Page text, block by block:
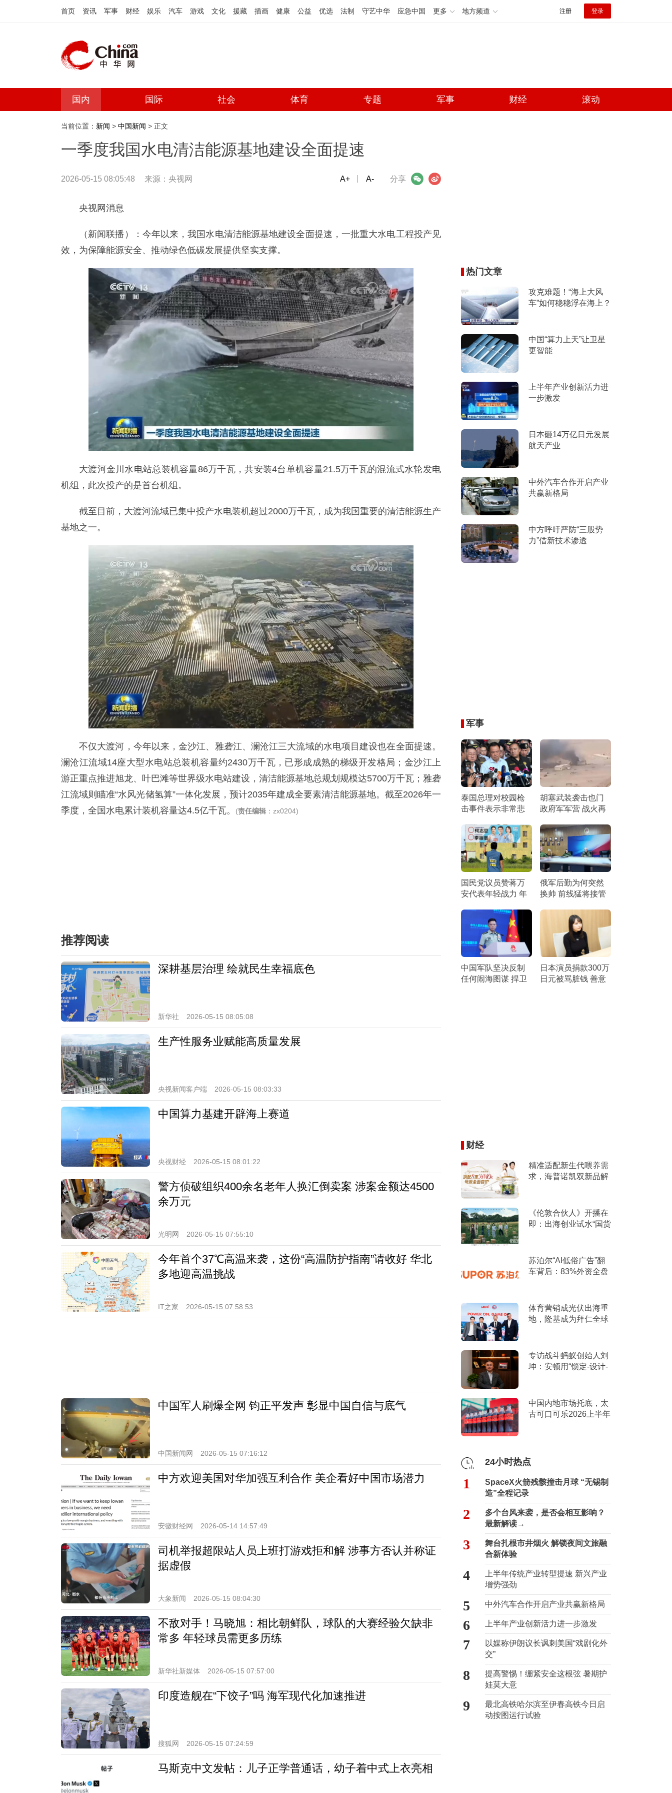
首页 资讯 军事 财经 娱乐 汽车 游戏 文化 援藏 插画 健康 公益 优选 法制 守艺中华 应急中国 更多 地方频道 注册 登录
国内 国际 社会 体育 专题 军事 财经 滚动
当前位置： 新闻 > 中国新闻 > 正文
一季度我国水电清洁能源基地建设全面提速
2026-05-15 08:05:48 来源： 央视网 分享
微信 微博
A+ A-
央视网消息
（新闻联播）：今年以来，我国水电清洁能源基地建设全面提速，一批重大水电工程投产见
效，为保障能源安全、推动绿色低碳发展提供坚实支撑。
大渡河金川水电站总装机容量86万千瓦，共安装4台单机容量21.5万千瓦的混流式水轮发电
机组，此次投产的是首台机组。
截至目前，大渡河流域已集中投产水电装机超过2000万千瓦，成为我国重要的清洁能源生产
基地之一。
不仅大渡河，今年以来，金沙江、雅砻江、澜沧江三大流域的水电项目建设也在全面提速。
澜沧江流域14座大型水电站总装机容量约2430万千瓦，已形成成熟的梯级开发格局；金沙江上
游正重点推进旭龙、叶巴滩等世界级水电站建设，清洁能源基地总规划规模达5700万千瓦；雅砻
江流域则瞄准“水风光储氢算”一体化发展，预计2035年建成全要素清洁能源基地。截至2026年一
季度，全国水电累计装机容量达4.5亿千瓦。
(责任编辑 ：zx0204)
推荐阅读
深耕基层治理 绘就民生幸福底色
新华社 2026-05-15 08:05:08
生产性服务业赋能高质量发展
央视新闻客户端 2026-05-15 08:03:33
中国算力基建开辟海上赛道
央视财经 2026-05-15 08:01:22
警方侦破组织400余名老年人换汇倒卖案 涉案金额达4500
余万元
光明网 2026-05-15 07:55:10
今年首个37℃高温来袭，这份“高温防护指南”请收好 华北
多地迎高温挑战
IT之家 2026-05-15 07:58:53
中国军人刷爆全网 钧正平发声 彰显中国自信与底气
中国新闻网 2026-05-15 07:16:12
中方欢迎美国对华加强互利合作 美企看好中国市场潜力
安徽财经网 2026-05-14 14:57:49
司机举报超限站人员上班打游戏拒和解 涉事方否认并称证
据虚假
大象新闻 2026-05-15 08:04:30
不敌对手！马晓旭：相比朝鲜队，球队的大赛经验欠缺非
常多 年轻球员需更多历练
新华社新媒体 2026-05-15 07:57:00
印度造舰在“下饺子”吗 海军现代化加速推进
搜狐网 2026-05-15 07:24:59
马斯克中文发帖：儿子正学普通话，幼子着中式上衣亮相
热门文章
攻克难题！“海上大风
车”如何稳稳浮在海上？
中国“算力上天”让卫星
更智能
上半年产业创新活力进
一步激发
日本砸14万亿日元发展
航天产业
中外汽车合作开启产业
共赢新格局
中方呼吁严防“三股势
力”借新技术渗透
军事
泰国总理对校园枪
击事件表示非常悲
导
胡塞武装袭击也门
政府军军营 战火再
国民党议员赞蒋万
安代表年轻战力 年
俄军后勤为何突然
换帅 前线猛将接管
中国军队坚决反制
任何闹海图谋 捍卫
日本演员捐款300万
日元被骂脏钱 善意
财经
精准适配新生代喂养需
求，海普诺凯双新品解
《伦敦合伙人》开播在
即：出海创业试水“国货
苏泊尔“AI低俗广告”翻
车背后：83%外资全盘
体育营销成光伏出海重
地，隆基成为拜仁全球
专访战斗蚂蚁创始人刘
坤：安顿用“锁定-设计-
中国内地市场托底，太
古可口可乐2026上半年
24小时热点
1
SpaceX火箭残骸撞击月球 “无锡制
造”全程记录
2
多个台风来袭，是否会相互影响？
最新解读→
3
舞台扎根市井烟火 解锁夜间文旅融
合新体验
4
上半年传统产业转型提速 新兴产业
增势强劲
5 中外汽车合作开启产业共赢新格局
6 上半年产业创新活力进一步激发
7
以媒称伊朗议长讽刺美国“戏剧化外
交”
8
提高警惕！绷紧安全这根弦 暑期护
娃莫大意
9
最北高铁哈尔滨至伊春高铁今日启
动按图运行试验